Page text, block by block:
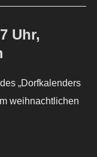
Uhr,
„Dorfkalenders
weihnachtlichen